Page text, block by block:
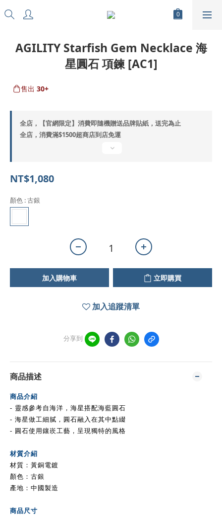
AGILITY Starfish Gem Necklace 海
星圓石 項鍊 [AC1]
售出 30+
全店，【官網限定】消費即隨機贈送品牌貼紙，送完為止
全店，消費滿$1500超商店到店免運
NT$1,080
顏色 : 古銀
加入購物車 立即購買
加入追蹤清單
分享到
商品描述
商品介紹
- 靈感參考自海洋，海星搭配海藍圓石
- 海星做工細膩，圓石融入在其中點綴
- 圓石使用鑲崁工藝，呈現獨特的風格
材質介紹
材質 ：黃銅電鍍
顏色：古銀
產地：中國製造
商品尺寸